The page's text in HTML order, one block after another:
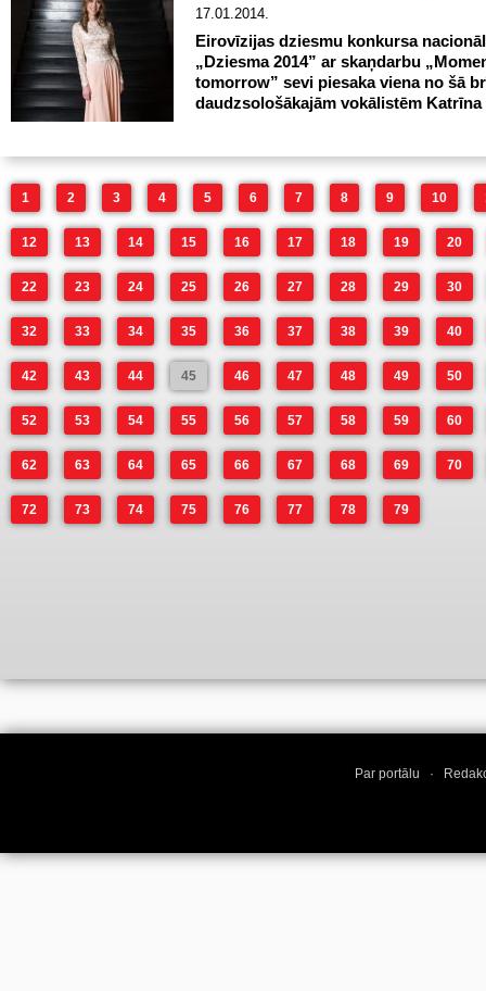
17.01.2014.
Eirovīzijas dziesmu konkursa
„Dziesma 2014” ar skaņdarbu
tomorrow” sevi piesaka viena no šā
daudzsološākajām vokālistēm Katrīna
1 2 3 4 5 6 7 8 9 10
12 13 14 15 16 17 18 19 20
22 23 24 25 26 27 28 29 30
32 33 34 35 36 37 38 39 40
42 43 44 45 46 47 48 49 50
52 53 54 55 56 57 58 59 60
62 63 64 65 66 67 68 69 70
72 73 74 75 76 77 78 79
Par portālu ·